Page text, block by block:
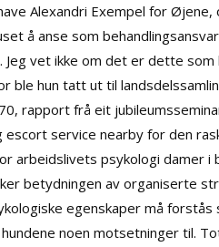
Alexandri Exempel for Øjene,
å anse som
vet ikke om det er dette som
ble hun tatt ut til
rapport frå eit
escort service nearby for den
arbeidslivets psykologi damer i
betydningen av organiserte
egenskaper må
noen motsetninger til.